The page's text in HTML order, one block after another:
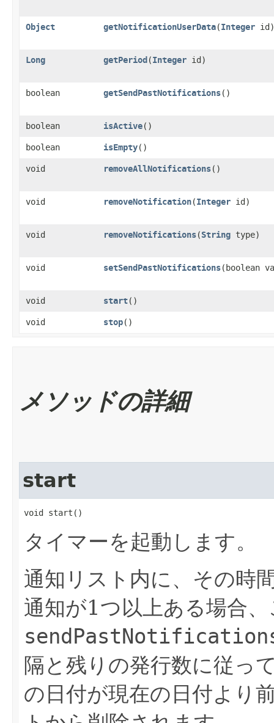
Object getNotificationUserData​(Integer id)
Long getPeriod ​(Integer id)
boolean getSendPastNotifications()
boolean isActive()
boolean isEmpty()
void removeAllNotifications()
void removeNotification​(Integer id)
void removeNotifications​(String type)
void setSendPastNotifications​(boolean
void start()
void stop()
メソッドの詳細
start
void start()
タイマーを起動します。
通知リスト内に、その時
通知が1つ以上ある場合
隔と残りの発行数に従っ
の日付が現在の日付より